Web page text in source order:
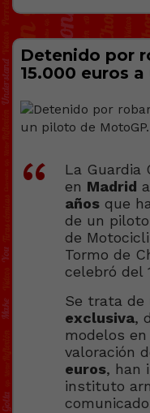
Detenido por
15.000 euros
La Guardia
en Madrid
años que
de un
de
Tormo de
celebró del
Se trata de
exclusiva,
modelos
valoración
euros, han
instituto